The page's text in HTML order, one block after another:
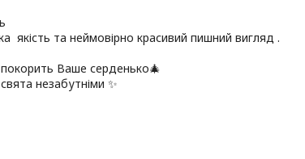
якість та неймовірно красивий пишний вигляд .
Ваше серденько🎄
незабутніми ✨